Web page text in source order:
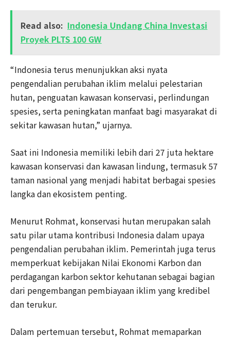
Read also: Indonesia Undang China Investasi
Proyek PLTS 100 GW
“Indonesia terus menunjukkan aksi nyata
pengendalian perubahan iklim melalui pelestarian
hutan, penguatan kawasan konservasi, perlindungan
spesies, serta peningkatan manfaat bagi masyarakat di
sekitar kawasan hutan,” ujarnya.
Saat ini Indonesia memiliki lebih dari 27 juta hektare
kawasan konservasi dan kawasan lindung, termasuk 57
taman nasional yang menjadi habitat berbagai spesies
langka dan ekosistem penting.
Menurut Rohmat, konservasi hutan merupakan salah
satu pilar utama kontribusi Indonesia dalam upaya
pengendalian perubahan iklim. Pemerintah juga terus
memperkuat kebijakan Nilai Ekonomi Karbon dan
perdagangan karbon sektor kehutanan sebagai bagian
dari pengembangan pembiayaan iklim yang kredibel
dan terukur.
Dalam pertemuan tersebut, Rohmat memaparkan